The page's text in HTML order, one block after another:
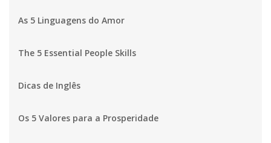
As 5 Linguagens do Amor
The 5 Essential People Skills
Dicas de Inglês
Os 5 Valores para a Prosperidade